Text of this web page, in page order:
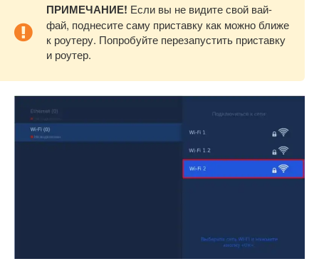
ПРИМЕЧАНИЕ! Если вы не видите свой вай-
фай, поднесите саму приставку как можно ближе
к роутеру. Попробуйте перезапустить приставку
и роутер.